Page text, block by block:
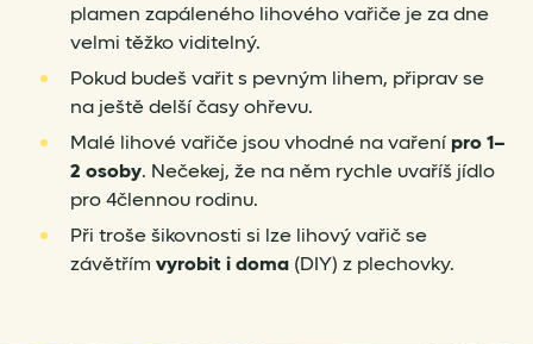
plamen zapáleného lihového vařiče je za dne
velmi těžko viditelný.
Pokud budeš vařit s pevným lihem, připrav se
na ještě delší časy ohřevu.
Malé lihové vařiče jsou vhodné na vařenípro 1–
2 osoby. Nečekej, že na něm rychle uvaříš jídlo
pro 4člennou rodinu.
Při troše šikovnosti si lze lihový vařič se
závětřím vyrobit i doma(DIY) z plechovky.